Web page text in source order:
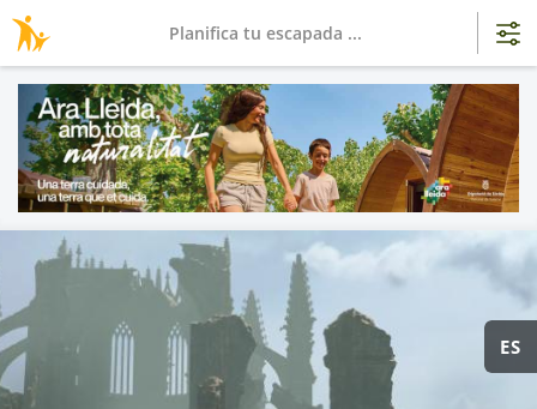
ES
Planifica tu escapada ...